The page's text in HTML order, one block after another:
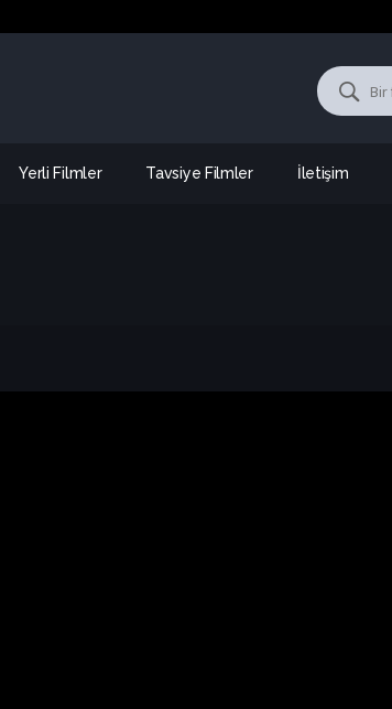
Yerli Filmler Tavsiye Filmler İletişim